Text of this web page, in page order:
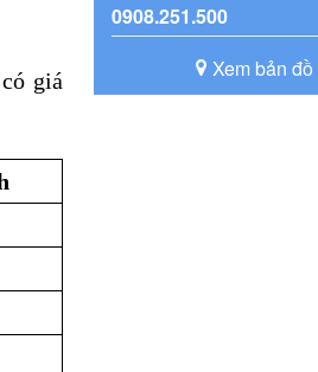
giá
0908.251.500
Xem bản đồ